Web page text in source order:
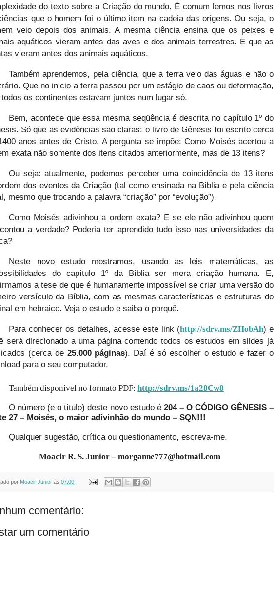
do texto sobre a Criação do mundo. É comum lemos nos livros
que o homem foi o último item na cadeia das origens. Ou seja, o
veio depois dos animais. A mesma ciência ensina que os peixes e
aquáticos vieram antes das aves e dos animais terrestres. E que as
vieram antes dos animais aquáticos.
Também aprendemos, pela ciência, que a terra veio das águas e não o
Que no inicio a terra passou por um estágio de caos ou deformação,
os continentes estavam juntos num lugar só.
Bem, acontece que essa mesma seqüência é descrita no capítulo 1º do
Só que as evidências são claras: o livro de Gênesis foi escrito cerca
anos antes de Cristo. A pergunta se impõe: Como Moisés acertou a
exata não somente dos itens citados anteriormente, mas de 13 itens?
Ou seja: atualmente, podemos perceber uma coincidência de 13 itens
dos eventos da Criação (tal como ensinada na Bíblia e pela ciência
mesmo que trocando a palavra “criação” por “evolução”).
Como Moisés adivinhou a ordem exata? E se ele não adivinhou quem
a verdade? Poderia ter aprendido tudo isso nas universidades da
Neste novo estudo mostramos, usando as leis matemáticas, as
do capítulo 1º da Bíblia ser mera criação humana. E,
a tese de que é humanamente impossível se criar uma versão do
versículo da Bíblia, com as mesmas características e estruturas do
em hebraico. Veja o estudo e saiba o porquê.
Para conhecer os detalhes, acesse este link (http://sdrv.ms/ZHobAh) e
será direcionado a uma página contendo todos os estudos em slides já
(cerca de 25.000 páginas). Daí é só escolher o estudo e fazer o
para o seu computador.
Também disponível no formato PDF: http://sdrv.ms/1a28Cw8
O número (e o título) deste novo estudo é 204 – O CÓDIGO GÊNESIS –
27 – Moisés, o maior adivinhão do mundo – SQN!!!
Qualquer sugestão, crítica ou questionamento, escreva-me.
Moacir R. S. Junior – morganne777@hotmail.com
por Moacir Junior às 07:00
comentário:
um comentário